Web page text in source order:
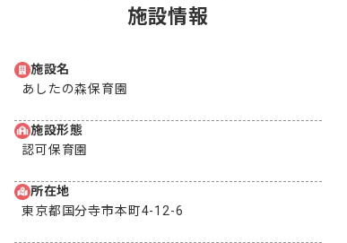
施設情報
施設名
あしたの森保育園
施設形態
認可保育園
所在地
東京都国分寺市本町4-12-6